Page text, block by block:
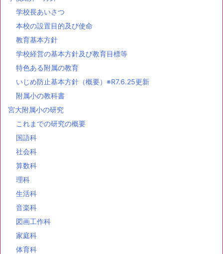
学校長あいさつ
本校の設置目的及び使命
教育基本方針
学校経営の基本方針及び教育目標等
特色ある附属の教育
いじめ防止基本方針（概要）※R7.6.25更新
附属小の教科書
宮大附属小の研究
これまでの研究の概要
国語科
社会科
算数科
理科
生活科
音楽科
図画工作科
家庭科
体育科